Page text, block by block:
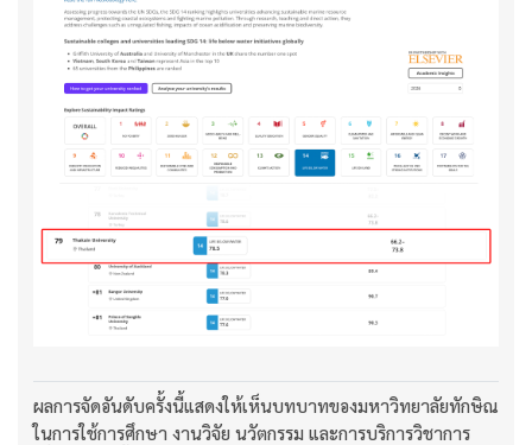
ผลการจัดอันดับครั้งนี้แสดงให้เห็นบทบาทของมหาวิทยาลัยทักษิณ
ในการใช้การศึกษา งานวิจัย นวัตกรรม และการบริการวิชาการ